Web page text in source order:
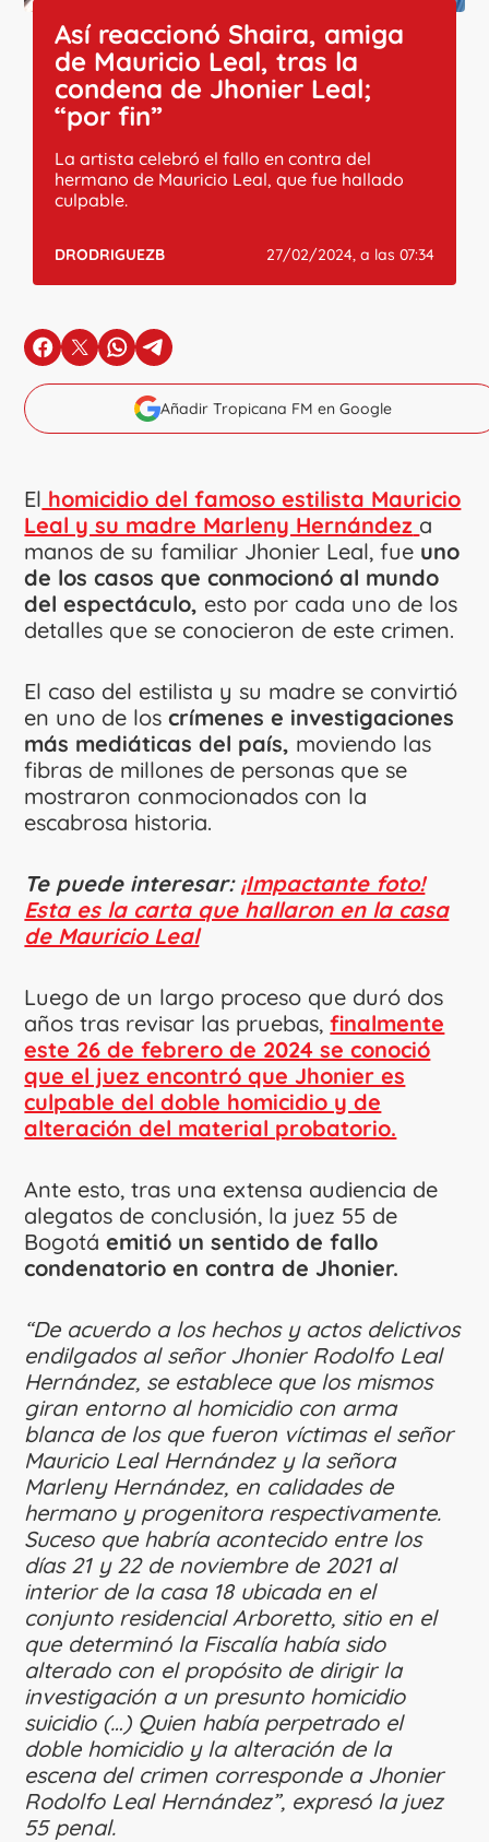
Así reaccionó Shaira, amiga
de Mauricio Leal, tras la
condena de Jhonier Leal;
“por fin”
La artista celebró el fallo en contra del
hermano de Mauricio Leal, que fue hallado
culpable.
DRODRIGUEZB 27/02/2024, a las 07:34
en Facebook
en Xen Whatsapp
en Telegram
Añadir Tropicana FM en Google
El homicidio del famoso estilista Mauricio
Leal y su madre Marleny Hernández a
manos de su familiar Jhonier Leal, fue uno
de los casos que conmocionó al mundo
del espectáculo, esto por cada uno de los
detalles que se conocieron de este crimen.
El caso del estilista y su madre se convirtió
en uno de loscrímenes e investigaciones
más mediáticas del país, moviendo las
fibras de millones de personas que se
mostraron conmocionados con la
escabrosa historia.
Te puede interesar: ¡Impactante foto!
Esta es la carta que hallaron en la casa
de Mauricio Leal
Luego de un largo proceso que duró dos
años tras revisar las pruebas,finalmente
este 26 de febrero de 2024 se conoció
que el juez encontró que Jhonier es
culpable del doble homicidio y de
alteración del material probatorio.
Ante esto, tras una extensa audiencia de
alegatos de conclusión, la juez 55 de
Bogotáemitió un sentido de fallo
condenatorio en contra de Jhonier.
“De acuerdo a los hechos y actos delictivos
endilgados al señor Jhonier Rodolfo Leal
Hernández, se establece que los mismos
giran entorno al homicidio con arma
blanca de los que fueron víctimas el señor
Mauricio Leal Hernández y la señora
Marleny Hernández, en calidades de
hermano y progenitora respectivamente.
Suceso que habría acontecido entre los
días 21 y 22 de noviembre de 2021 al
interior de la casa 18 ubicada en el
conjunto residencial Arboretto, sitio en el
que determinó la Fiscalía había sido
alterado con el propósito de dirigir la
investigación a un presunto homicidio
suicidio (…) Quien había perpetrado el
doble homicidio y la alteración de la
escena del crimen corresponde a Jhonier
Rodolfo Leal Hernández”, expresó la juez
55 penal.